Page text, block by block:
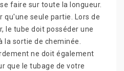
faire sur toute la longueur.
qu'une seule partie. Lors de
le tube doit posséder une
la sortie de cheminée.
ne doit également
que le tubage de votre